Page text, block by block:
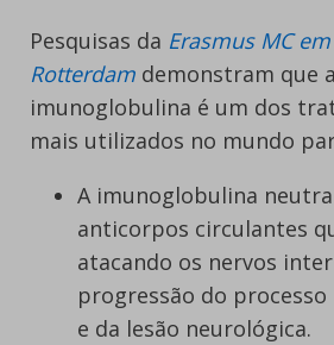
Pesquisas da Erasmus MC em
Rotterdam demonstram que a
imunoglobulina é um dos
mais utilizados no mundo
A imunoglobulina
anticorpos circulantes
atacando os nervos
progressão do
e da lesão neurológica.